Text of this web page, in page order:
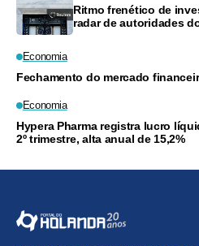
Ritmo frenético de
radar de autoridades
Economia
Fechamento do mercado
Economia
Hypera Pharma registra lucro
2º trimestre, alta anual de 15,2%